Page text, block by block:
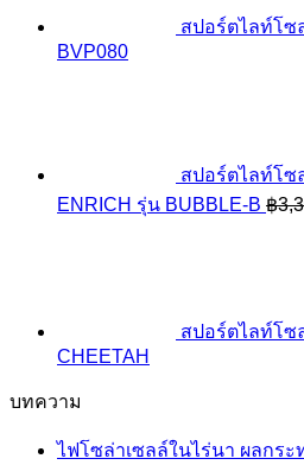
สปอร์ตไลท์โซ
BVP080
สปอร์ตไลท์โซ
ENRICH รุ่น BUBBLE-B ฿
สปอร์ตไลท์โซ
CHEETAH
บทความ
ไฟโซล่าเซลล์ในไร่นา ผลกร